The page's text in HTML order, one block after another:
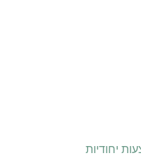
יחודיות